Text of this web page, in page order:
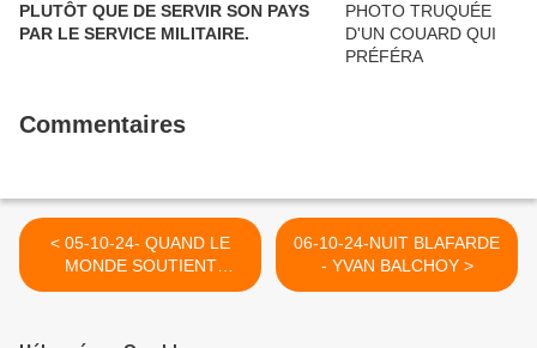
PLUTÔT QUE DE SERVIR SON PAYS
PAR LE SERVICE MILITAIRE.
Commentaires
< 05-10-24- QUAND LE
MONDE SOUTIENT
GEORGES IBRAHIM
06-10-24-NUIT BLAFARDE
- YVAN BALCHOY >